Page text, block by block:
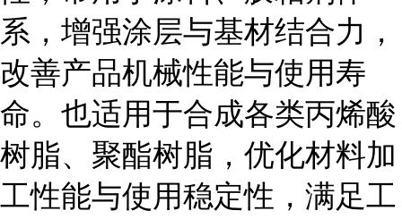
系，增强涂层与基材结合力，
改善产品机械性能与使用寿
命。也适用于合成各类丙烯酸
树脂、聚酯树脂，优化材料加
工性能与使用稳定性，满足工